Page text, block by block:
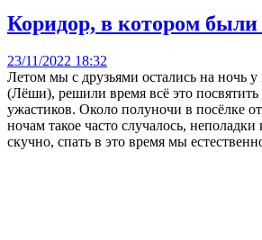
Коридор, в котором были
23/11/2022 18:32
Летом мы с друзьями остались на ночь у
(Лёши), решили время всё это
ужастиков. Около полуночи в посёлке
ночам такое часто случалось,
скучно, спать в это время мы